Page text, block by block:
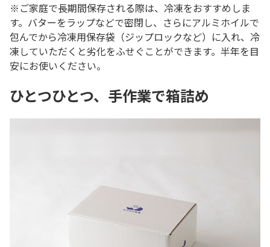
※ご家庭で長期間保存される際は、冷凍をおすすめしま
す。バターをラップなどで密閉し、さらにアルミホイルで
包んでから冷凍用保存袋（ジップロックなど）に入れ、冷
凍していただくと劣化をふせぐことができます。半年を目
安にお使いください。
ひとつひとつ、手作業で箱詰め